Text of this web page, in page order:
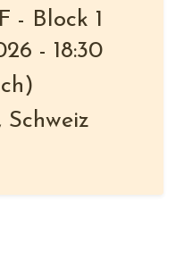
- Block 1
- 18:30
)
Schweiz